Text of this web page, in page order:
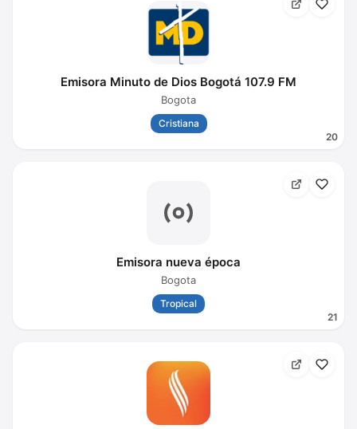
20
Emisora Minuto de Dios Bogotá 107.9 FM
Bogota
Cristiana
21
Emisora nueva época
Bogota
Tropical